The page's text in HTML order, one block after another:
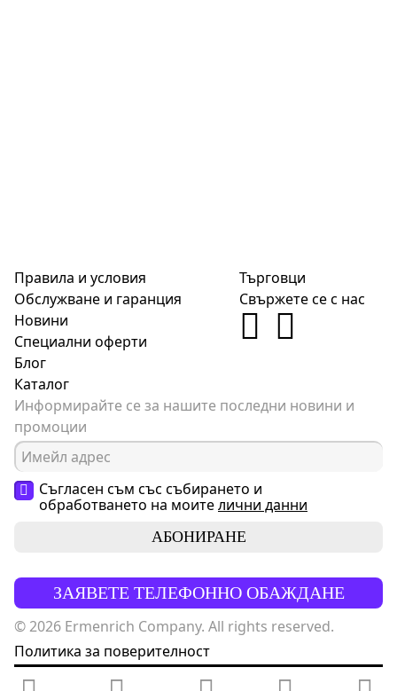
Правила и условия
Обслужване и гаранция
Новини
Специални оферти
Блог
Каталог
Търговци
Свържете се с нас
Информирайте се за нашите последни новини и
промоции
Съгласен съм със събирането и
обработването на моителични данни
АБОНИРАНЕ
ЗАЯВЕТЕ ТЕЛЕФОННО ОБАЖДАНЕ
© 2026 Ermenrich Company. All rights reserved.
Политика за поверителност